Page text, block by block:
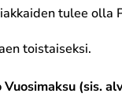
tulee olla
toistaiseksi.
Vuosimaksu (sis.